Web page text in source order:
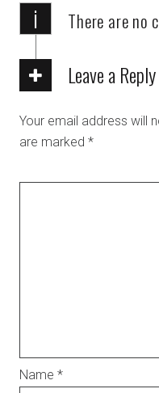
i There are no
Leave a Reply
Your email address will
are marked *
Name *